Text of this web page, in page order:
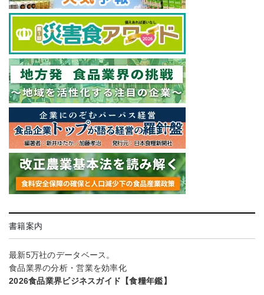
書籍案内
最新5万社のデータベース。
食品業界の分析・営業を効率化
2026食品業界ビジネスガイド【食糧年鑑】